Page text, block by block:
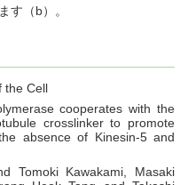
す（b）。
the Cell
cooperates with the
crosslinker to promote
absence of Kinesin-5 and
Tomoki Kawakami, Masaki